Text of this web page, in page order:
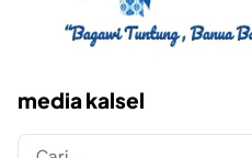
media kalsel
Cari